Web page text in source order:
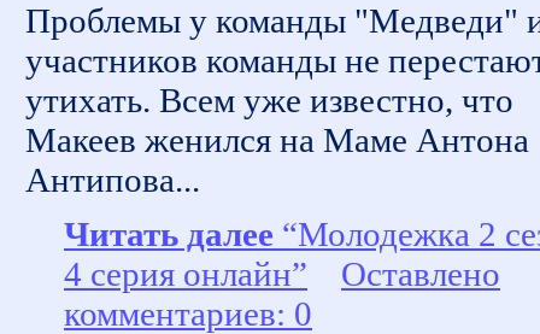
Проблемы у команды "Медведи"
участников команды не
утихать. Всем уже известно, что
Макеев женился на Маме Антона
Антипова...
Читать далее “Молодежка 2
4 серия онлайн”
Оставлено
комментариев: 0